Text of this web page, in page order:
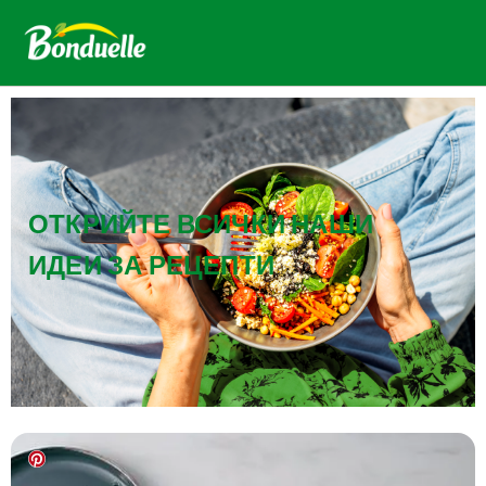
ОТКРИЙТЕ ВСИЧКИ НАШИ
ИДЕИ ЗА РЕЦЕПТИ